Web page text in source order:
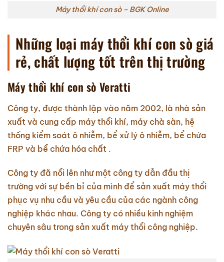
Máy thổi khí con sò – BGK Online
Những loại máy thổi khí con sò giá
rẻ, chất lượng tốt trên thị trường
Máy thổi khí con sò Veratti
Công ty, được thành lập vào năm 2002, là nhà sản
xuất và cung cấp máy thổi khí, máy chà sàn, hệ
thống kiểm soát ô nhiễm, bể xử lý ô nhiễm, bể chứa
FRP và bể chứa hóa chất .
Công ty đã nổi lên như một công ty dẫn đầu thị
trường với sự bền bỉ của mình để sản xuất máy thổi
phục vụ nhu cầu và yêu cầu của các ngành công
nghiệp khác nhau. Công ty có nhiều kinh nghiệm
chuyên sâu trong sản xuất máy thổi công nghiệp.